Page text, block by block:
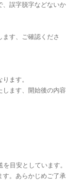
、誤字脱字などないか
す、ご確認くださ
ます。
します、開始後の内容
目安としています。
す。あらかじめご了承